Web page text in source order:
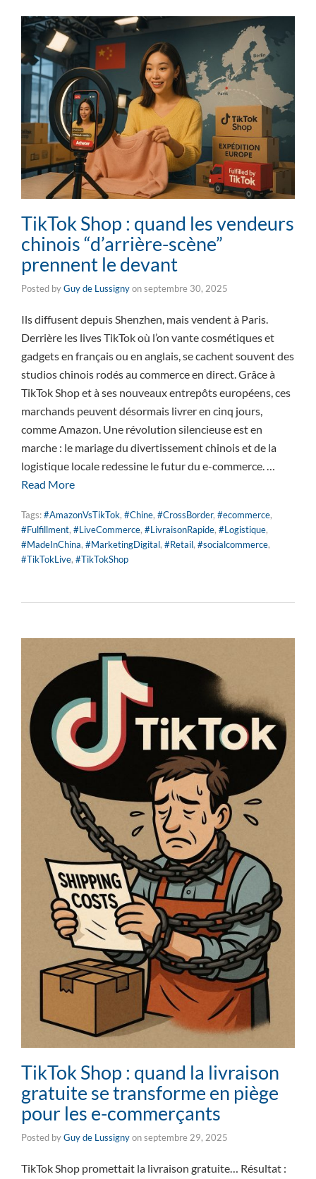
TikTok Shop : quand les vendeurs
chinois “d’arrière-scène”
prennent le devant
Posted byGuy de Lussignyonseptembre 30, 2025
Ils diffusent depuis Shenzhen, mais vendent à Paris.
Derrière les lives TikTok où l’on vante cosmétiques et
gadgets en français ou en anglais, se cachent souvent des
studios chinois rodés au commerce en direct. Grâce à
TikTok Shop et à ses nouveaux entrepôts européens, ces
marchands peuvent désormais livrer en cinq jours,
comme Amazon. Une révolution silencieuse est en
marche : le mariage du divertissement chinois et de la
logistique locale redessine le futur du e-commerce. …
Read More
Tags:#AmazonVsTikTok, #Chine, #CrossBorder, #ecommerce,
#Fulfillment, #LiveCommerce, #LivraisonRapide, #Logistique,
#MadeInChina, #MarketingDigital, #Retail, #socialcommerce,
#TikTokLive, #TikTokShop
TikTok Shop : quand la livraison
gratuite se transforme en piège
pour les e-commerçants
Posted byGuy de Lussignyonseptembre 29, 2025
TikTok Shop promettait la livraison gratuite… Résultat :